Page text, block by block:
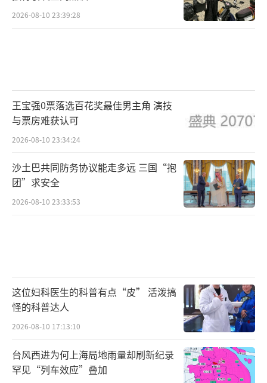
2026-08-10 23:39:28
王宝强0票落选百花奖最佳男主角 演技
与票房难获认可
2026-08-10 23:34:24
沙土巴共同防务协议能走多远 三国“抱
团”求安全
2026-08-10 23:33:53
这位妇科医生的科普有点“皮” 活泼搞
怪的科普达人
2026-08-10 17:13:10
台风西进为何上海局地雨量却刷新纪录
罕见“列车效应”叠加